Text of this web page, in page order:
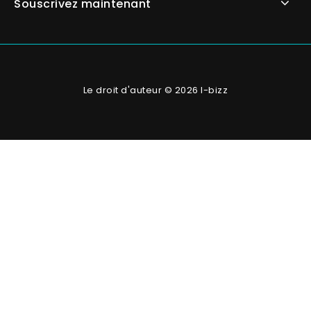
Souscrivez maintenant
Le droit d'auteur © 2026 I-bizz